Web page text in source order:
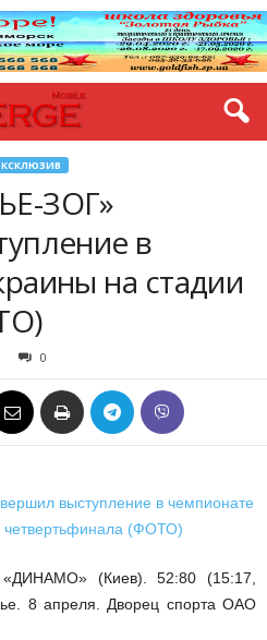
ЗОГ»
в
на стадии
0
(Киев). 52:80 (15:17,
8 апреля. Дворец спорта ОАО